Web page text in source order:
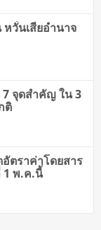
วั่นเสียอำนาจ
จุดสำคัญ ใน 3
ติ
อัตราค่าโดยสาร
1 พ.ค.นี้